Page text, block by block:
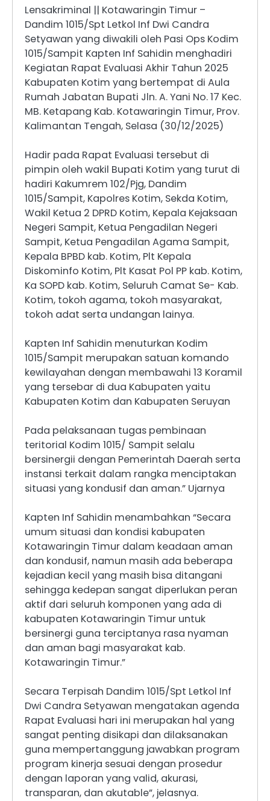
Lensakriminal || Kotawaringin Timur –
Dandim 1015/Spt Letkol Inf Dwi Candra
Setyawan yang diwakili oleh Pasi Ops Kodim
1015/Sampit Kapten Inf Sahidin menghadiri
Kegiatan Rapat Evaluasi Akhir Tahun 2025
Kabupaten Kotim yang bertempat di Aula
Rumah Jabatan Bupati Jln. A. Yani No. 17 Kec.
MB. Ketapang Kab. Kotawaringin Timur, Prov.
Kalimantan Tengah, Selasa (30/12/2025)
Hadir pada Rapat Evaluasi tersebut di
pimpin oleh wakil Bupati Kotim yang turut di
hadiri Kakumrem 102/Pjg, Dandim
1015/Sampit, Kapolres Kotim, Sekda Kotim,
Wakil Ketua 2 DPRD Kotim, Kepala Kejaksaan
Negeri Sampit, Ketua Pengadilan Negeri
Sampit, Ketua Pengadilan Agama Sampit,
Kepala BPBD kab. Kotim, Plt Kepala
Diskominfo Kotim, Plt Kasat Pol PP kab. Kotim,
Ka SOPD kab. Kotim, Seluruh Camat Se- Kab.
Kotim, tokoh agama, tokoh masyarakat,
tokoh adat serta undangan lainya.
Kapten Inf Sahidin menuturkan Kodim
1015/Sampit merupakan satuan komando
kewilayahan dengan membawahi 13 Koramil
yang tersebar di dua Kabupaten yaitu
Kabupaten Kotim dan Kabupaten Seruyan
Pada pelaksanaan tugas pembinaan
teritorial Kodim 1015/ Sampit selalu
bersinergii dengan Pemerintah Daerah serta
instansi terkait dalam rangka menciptakan
situasi yang kondusif dan aman.” Ujarnya
Kapten Inf Sahidin menambahkan “Secara
umum situasi dan kondisi kabupaten
Kotawaringin Timur dalam keadaan aman
dan kondusif, namun masih ada beberapa
kejadian kecil yang masih bisa ditangani
sehingga kedepan sangat diperlukan peran
aktif dari seluruh komponen yang ada di
kabupaten Kotawaringin Timur untuk
bersinergi guna terciptanya rasa nyaman
dan aman bagi masyarakat kab.
Kotawaringin Timur.”
Secara Terpisah Dandim 1015/Spt Letkol Inf
Dwi Candra Setyawan mengatakan agenda
Rapat Evaluasi hari ini merupakan hal yang
sangat penting disikapi dan dilaksanakan
guna mempertanggung jawabkan program
program kinerja sesuai dengan prosedur
dengan laporan yang valid, akurasi,
transparan, dan akutable”, jelasnya.